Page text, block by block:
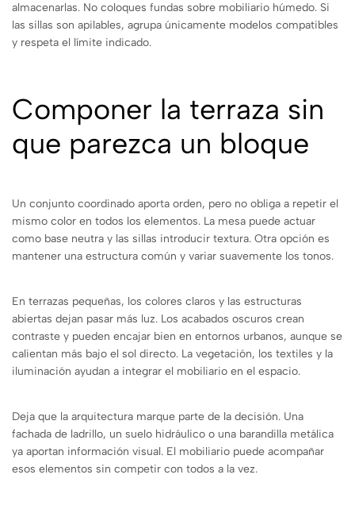
almacenarlas. No coloques fundas sobre mobiliario húmedo. Si
las sillas son apilables, agrupa únicamente modelos compatibles
y respeta el límite indicado.
Componer la terraza sin
que parezca un bloque
Un conjunto coordinado aporta orden, pero no obliga a repetir el
mismo color en todos los elementos. La mesa puede actuar
como base neutra y las sillas introducir textura. Otra opción es
mantener una estructura común y variar suavemente los tonos.
En terrazas pequeñas, los colores claros y las estructuras
abiertas dejan pasar más luz. Los acabados oscuros crean
contraste y pueden encajar bien en entornos urbanos, aunque se
calientan más bajo el sol directo. La vegetación, los textiles y la
iluminación ayudan a integrar el mobiliario en el espacio.
Deja que la arquitectura marque parte de la decisión. Una
fachada de ladrillo, un suelo hidráulico o una barandilla metálica
ya aportan información visual. El mobiliario puede acompañar
esos elementos sin competir con todos a la vez.